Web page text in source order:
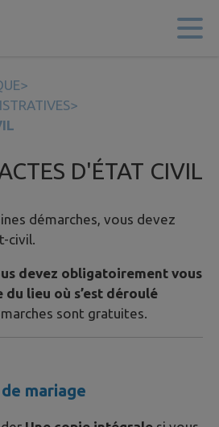
>
>
D'ÉTAT CIVIL
démarches, vous devez
civil.
devez obligatoirement vous
lieu où s’est déroulé
sont gratuites.
mariage